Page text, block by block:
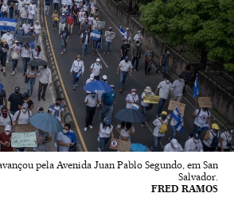
pela Avenida Juan Pablo Segundo, em San
Salvador.
FRED RAMOS